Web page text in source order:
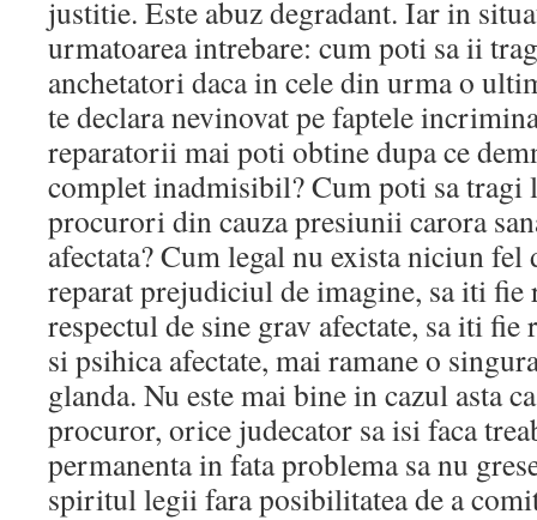
justitie. Este abuz degradant. Iar in
urmatoarea intrebare: cum poti sa ii
anchetatori daca in cele din urma o
te declara nevinovat pe faptele
reparatorii mai poti obtine dupa ce
complet inadmisibil? Cum poti sa tragi
procurori din cauza presiunii carora
afectata? Cum legal nu exista niciun
reparat prejudiciul de imagine, sa iti fie
respectul de sine grav afectate, sa iti fie
si psihica afectate, mai ramane o
glanda. Nu este mai bine in cazul asta
procuror, orice judecator sa isi faca
permanenta in fata problema sa nu
spiritul legii fara posibilitatea de a